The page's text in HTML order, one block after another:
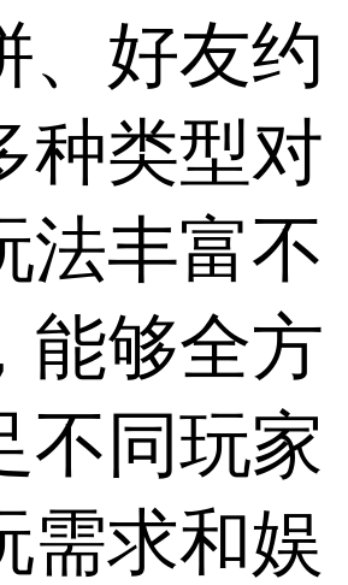
、好友约
种类型对
法丰富不
能够全方
不同玩家
需求和娱